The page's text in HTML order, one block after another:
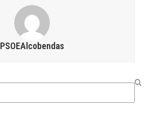
PSOEAlcobendas